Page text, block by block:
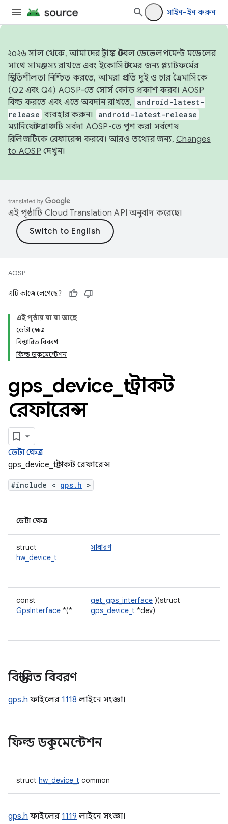
সাইন-ইন করুন
২০২৬ সাল থেকে, আমাদের ট্রাঙ্ক স্টেবল ডেভেলপমেন্ট মডেলের
সাথে সামঞ্জস্য রাখতে এবং ইকোসিস্টেমের জন্য প্ল্যাটফর্মের
স্থিতিশীলতা নিশ্চিত করতে, আমরা প্রতি দুই ও চার ত্রৈমাসিকে
(Q2 এবং Q4) AOSP-তে সোর্স কোড প্রকাশ করব। AOSP
বিল্ড করতে এবং এতে অবদান রাখতে,
android-latest-
release ব্যবহার করুন। android-latest-release
ম্যানিফেস্ট ব্রাঞ্চটি সর্বদা AOSP-তে পুশ করা সর্বশেষ
রিলিজটিকে রেফারেন্স করবে। আরও তথ্যের জন্য, Changes
to AOSP দেখুন।
এই পৃষ্ঠাটি Cloud Translation API অনুবাদ করেছে।
AOSP
এটি কাজে লেগেছে?
এই পৃষ্ঠায় যা যা আছে
ডেটা ক্ষেত্র
বিস্তারিত বিবরণ
ফিল্ড ডকুমেন্টেশন
gps device t স্ট্রাকট
রেফারেন্স
ডেটা ক্ষেত্র
gps_device_t স্ট্রাকট রেফারেন্স
#include < gps.h >
ডেটা ক্ষেত্র
struct
hw_device_t
সাধারণ
const
GpsInterface *(*
get_gps_interface )(struct
gps_device_t *dev)
বিস্তারিত বিবরণ
gps.h ফাইলের 1118 লাইনে সংজ্ঞা।
ফিল্ড ডকুমেন্টেশন
struct hw_device_t common
gps.h ফাইলের 1119 লাইনে সংজ্ঞা।